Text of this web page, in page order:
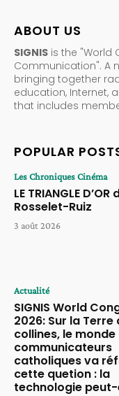
ABOUT US
SIGNIS is the "World
Communication". A
bringing together
education, Internet,
that includes
POPULAR
Les Chroniques Cinéma
LE TRIANGLE D’OR
Rosselet-Ruiz
3 août 2026
Actualité
SIGNIS World
2026: Sur la Terre
collines, le monde
communicateurs
catholiques va
cette quetion : la
technologie peut-